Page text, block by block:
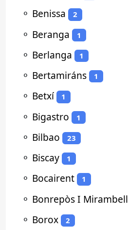
⚬ Benissa 2
⚬ Beranga 1
⚬ Berlanga 1
⚬ Bertamiráns 1
⚬ Betxí 1
⚬ Bigastro 1
⚬ Bilbao 23
⚬ Biscay 1
⚬ Bocairent 1
⚬ Bonrepòs I Mirambell
⚬ Borox 2